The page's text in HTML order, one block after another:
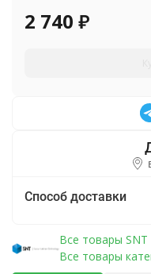
2 740 ₽
Способ доставки
Все товары SNT
Все товары